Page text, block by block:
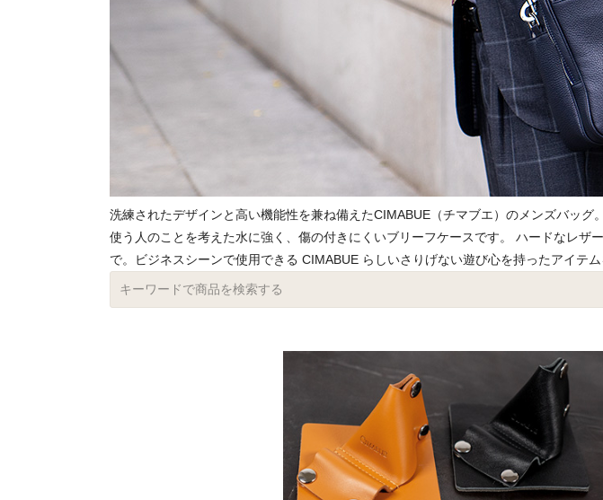
洗練されたデザインと高い機能性を兼ね備えたCIMABUE（チマブエ）のメンズバッグ。
使う人のことを考えた水に強く、傷の付きにくいブリーフケースです。 ハードなレ
で。ビジネスシーンで使用できる CIMABUE らしいさりげない遊び心を持ったアイテム